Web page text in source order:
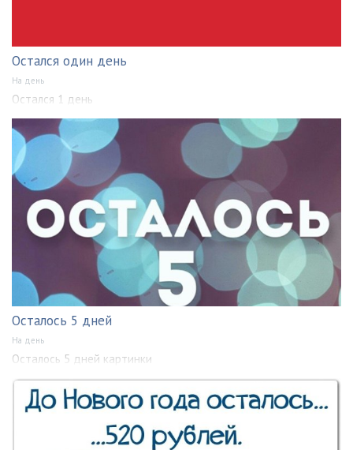
Остался один день
На день
Остался 1 день
Осталось 5 дней
На день
Осталось 5 дней картинки